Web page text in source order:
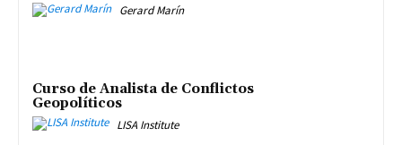
Gerard Marín
Curso de Analista de Conflictos
Geopolíticos
LISA Institute